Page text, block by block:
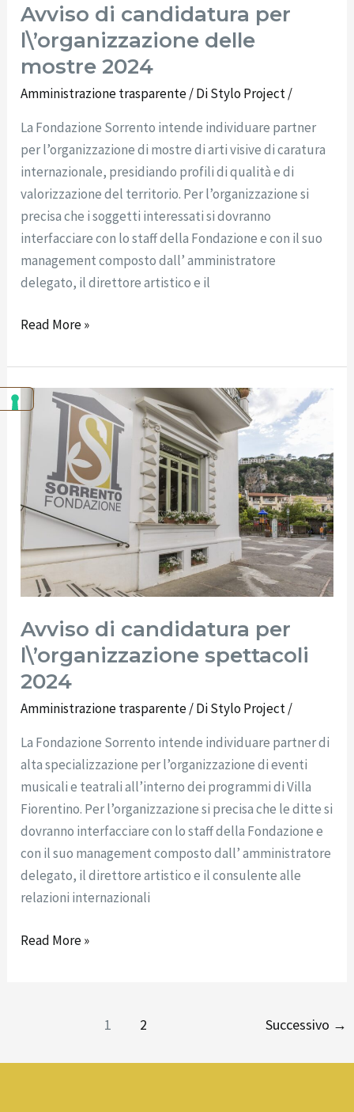
Avviso di candidatura per
l\’organizzazione delle
mostre 2024
Amministrazione trasparente/ DiStylo Project/
La Fondazione Sorrento intende individuare partner
per l’organizzazione di mostre di arti visive di caratura
internazionale, presidiando profili di qualità e di
valorizzazione del territorio. Per l’organizzazione si
precisa che i soggetti interessati si dovranno
interfacciare con lo staff della Fondazione e con il suo
management composto dall’ amministratore
delegato, il direttore artistico e il
Read More »
Avviso di candidatura per
l\’organizzazione spettacoli
2024
Amministrazione trasparente/ DiStylo Project/
La Fondazione Sorrento intende individuare partner di
alta specializzazione per l’organizzazione di eventi
musicali e teatrali all’interno dei programmi di Villa
Fiorentino. Per l’organizzazione si precisa che le ditte si
dovranno interfacciare con lo staff della Fondazione e
con il suo management composto dall’ amministratore
delegato, il direttore artistico e il consulente alle
relazioni internazionali
Avviso
candidatura
per
l\’organizzazione
spettacoli
Read More »
1 2 Successivo →